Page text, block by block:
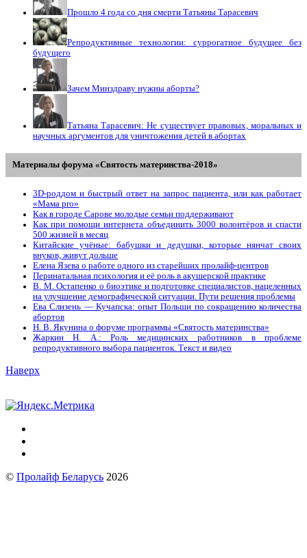
Прошло 4 года со дня смерти Татьяны Тарасевич
Репродуктивные технологии: суррогатное будущее без
будущего
Зачем Минздраву нужны аборты?
Татьяна Тарасевич: Не существует правовых, моральных и
научных аргументов для уничтожения детей в абортах
Материалы форума «Святость материнства-2018»
3D-роддом и быстрый ответ на запрос пациента, или как работает
«Мама prо»
Как в городе Сарове молодые семьи поддерживают
Как при помощи интернета объединить 3000 волонтёров и спасти
500 жизней в месяц
Китайские учёные: бабушки и дедушки, которые нянчат своих
внуков, живут дольше
Елена Язева о работе одного из старейших пролайф-центров
Перинатальная психология и её роль в акушерской практике
В. М. Остапенко о биоэтике и подготовке специалистов, нацеленных
на улучшение демографической ситуации. Пути решения проблемы
Ева Слизень — Кучапска: опыт Польши по сокращению количества
абортов
Н. В. Якунина о форуме программы «Святость материнства»
Жаркин Н. А.: Роль медицинских работников в проблеме
репродуктивного выбора пациенток. Tекст и видео
Наверх
© Пролайф Беларусь 2026